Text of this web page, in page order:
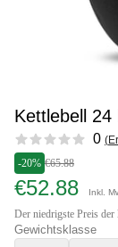
Kettlebell
Reviews 0 (
-20% €65.88
€52.88 Inkl.
Der niedrigste Preis der
Gewichtsklasse